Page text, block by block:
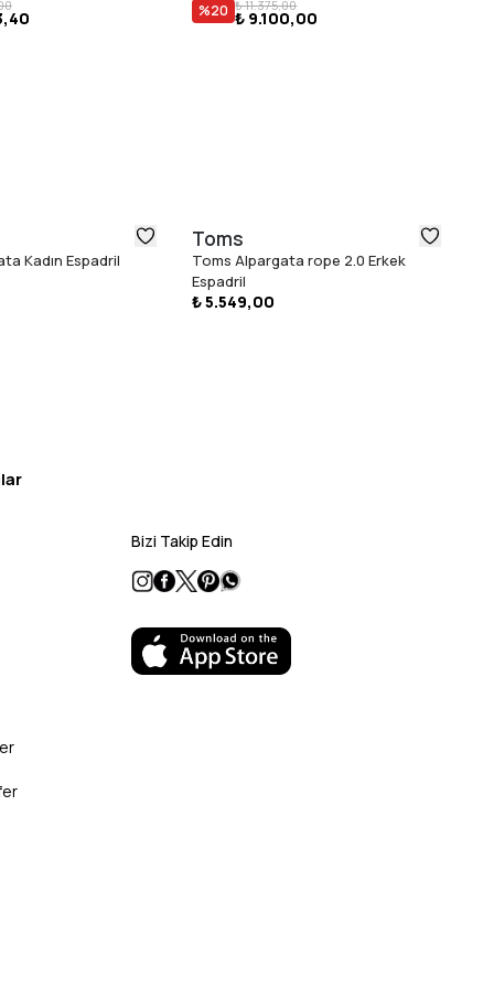
%20 ₺ 11.375,00
₺ 9.100,00
Kadın Espadril
Toms
Toms Alpargata rope 2.0 Erkek
Espadril
₺ 5.549,00
Bizi Takip Edin